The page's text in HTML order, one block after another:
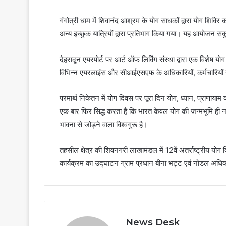
गंगोत्री धाम में शिवानंद आश्रम के योग साधकों द्वारा योग
अन्य इच्छुक यात्रियों द्वारा प्रतिभाग किया गया। यह
देहरादून एयरपोर्ट पर आर्ट ऑफ लिविंग संस्था द्वारा एक विशेष
विभिन्न एयरलाइंस और सीआईएसएफ के अधिकारियों, कर्मचारियों
परमार्थ निकेतन में योग दिवस पर पूरा दिन योग, ध्यान,
एक बार फिर सिद्ध करता है कि भारत केवल योग की जन्मभूमि
भावना से जोड़ने वाला विश्वगुरू है।
तहसील क्षेत्र की शिवनगरी लाखामंडल में 12वें अंतर्राष्ट्रीय
कार्यक्रम का उद्घाटन ग्राम प्रधान बीना भट्ट एवं नोडल
News Desk